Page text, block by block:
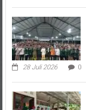
28 Juli 2026 0